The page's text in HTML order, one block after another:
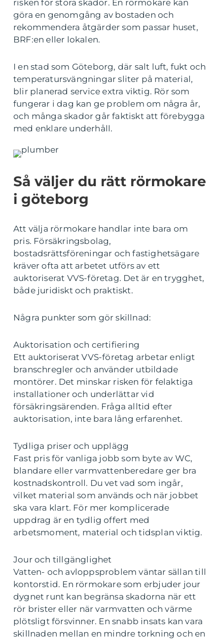
risken för stora skador. En rörmokare kan
göra en genomgång av bostaden och
rekommendera åtgärder som passar huset,
BRF:en eller lokalen.
I en stad som Göteborg, där salt luft, fukt och
temperatursvängningar sliter på material,
blir planerad service extra viktig. Rör som
fungerar i dag kan ge problem om några år,
och många skador går faktiskt att förebygga
med enklare underhåll.
Så väljer du rätt rörmokare
i göteborg
Att välja rörmokare handlar inte bara om
pris. Försäkringsbolag,
bostadsrättsföreningar och fastighetsägare
kräver ofta att arbetet utförs av ett
auktoriserat VVS-företag. Det är en trygghet,
både juridiskt och praktiskt.
Några punkter som gör skillnad:
Auktorisation och certifiering
Ett auktoriserat VVS-företag arbetar enligt
branschregler och använder utbildade
montörer. Det minskar risken för felaktiga
installationer och underlättar vid
försäkringsärenden. Fråga alltid efter
auktorisation, inte bara lång erfarenhet.
Tydliga priser och upplägg
Fast pris för vanliga jobb som byte av WC,
blandare eller varmvattenberedare ger bra
kostnadskontroll. Du vet vad som ingår,
vilket material som används och när jobbet
ska vara klart. För mer komplicerade
uppdrag är en tydlig offert med
arbetsmoment, material och tidsplan viktig.
Jour och tillgänglighet
Vatten- och avloppsproblem väntar sällan till
kontorstid. En rörmokare som erbjuder jour
dygnet runt kan begränsa skadorna när ett
rör brister eller när varmvatten och värme
plötsligt försvinner. En snabb insats kan vara
skillnaden mellan en mindre torkning och en